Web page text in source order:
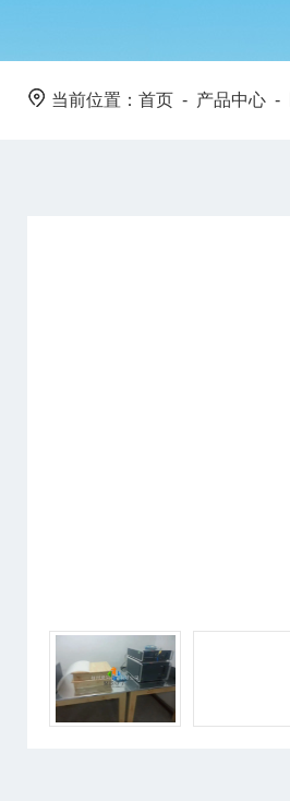
当前位置： 首页 - 产品中心 -